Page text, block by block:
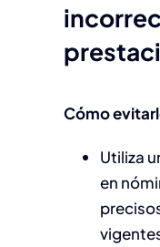
Cómo
Utiliza
en